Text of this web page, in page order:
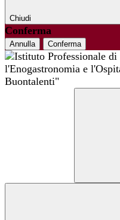
Chiudi
Conferma
Annulla Conferma